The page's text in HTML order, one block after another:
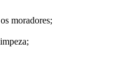
moradores;